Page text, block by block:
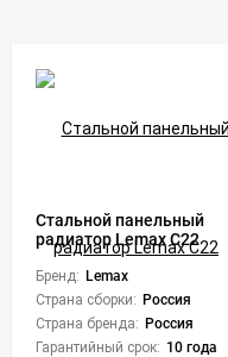
Стальной панельный
радиатор Lemax C22
500х1400
Бренд: Lemax
Страна сборки: Россия
Страна бренда: Россия
Гарантийный срок: 10 года